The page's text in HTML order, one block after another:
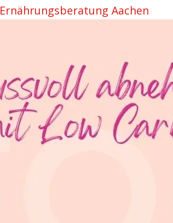
Ernährungsberatung Aachen